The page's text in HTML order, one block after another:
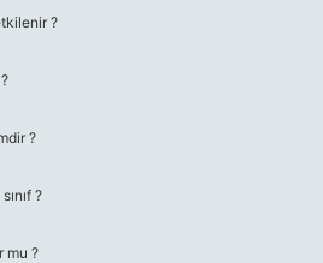
?
?
?
mu ?